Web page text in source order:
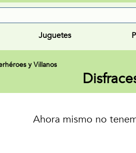
Juguetes
y Villanos
Ahora mismo no